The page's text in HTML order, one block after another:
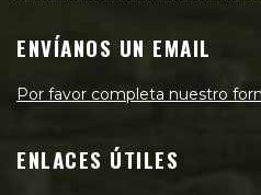
ENVÍANOS UN EMAIL
Por favor completa nuestro
ENLACES ÚTILES